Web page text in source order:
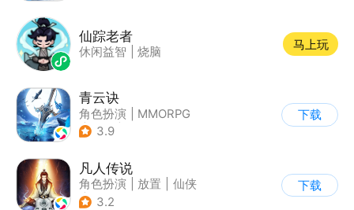
仙踪老者
休闲益智 烧脑
马上玩
青云诀
角色扮演
MMORPG
| 仙侠
3.9
下载
凡人传说
角色扮演 放置
仙侠
| 文字游戏
3.2
下载